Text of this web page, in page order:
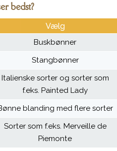
bedst?
Vælg
Buskbønner
Stangbønner
Italienske sorter og sorter som
f.eks. Painted Lady
blanding med flere sorter
Sorter som f.eks. Merveille de
Piemonte